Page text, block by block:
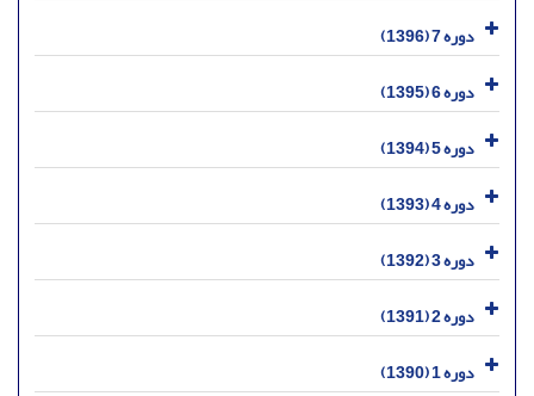
دوره 7 (1396)
دوره 6 (1395)
دوره 5 (1394)
دوره 4 (1393)
دوره 3 (1392)
دوره 2 (1391)
دوره 1 (1390)